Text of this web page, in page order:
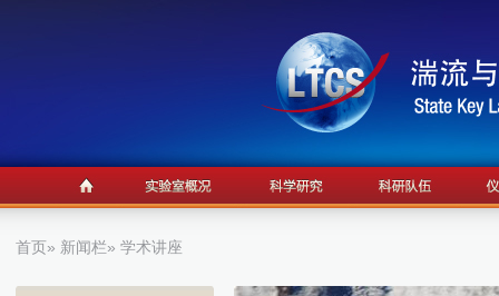
首页» 新闻栏» 学术讲座